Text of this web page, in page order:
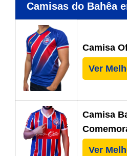
Camisas do Bahêa
Camisa
Ver
Camisa
Ver